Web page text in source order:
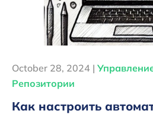
October 28, 2024 |
Репозитории
Как настроить